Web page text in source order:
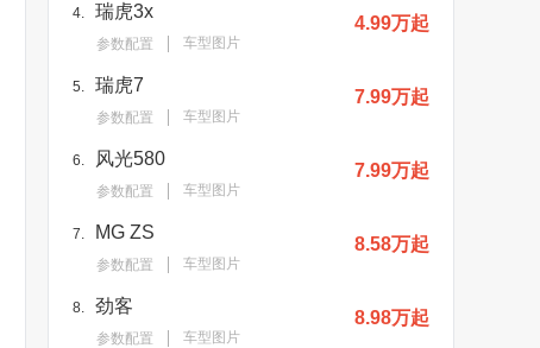
4. 瑞虎3x
参数配置 车型图片
4.99万起
5. 瑞虎7
参数配置 车型图片
7.99万起
6. 风光580
参数配置 车型图片
7.99万起
7. MG ZS
参数配置 车型图片
8.58万起
8. 劲客
参数配置 车型图片
8.98万起